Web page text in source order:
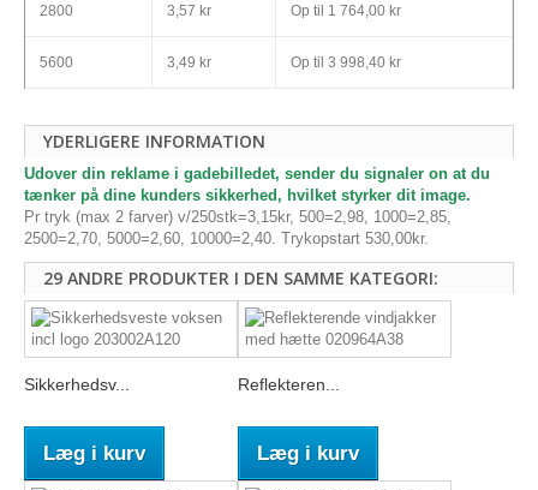
2800 3,57 kr Op til 1 764,00 kr
5600 3,49 kr Op til 3 998,40 kr
YDERLIGERE INFORMATION
Udover din reklame i gadebilledet, sender du signaler on at du
tænker på dine kunders sikkerhed, hvilket styrker dit image.
Pr tryk (max 2 farver) v/250stk=3,15kr, 500=2,98, 1000=2,85,
2500=2,70, 5000=2,60, 10000=2,40. Trykopstart 530,00kr.
29 ANDRE PRODUKTER I DEN SAMME KATEGORI:
Sikkerhedsv...
Læg i kurv
Reflekteren...
Læg i kurv